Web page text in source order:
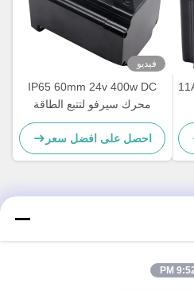
محرك خدمة دقة عالية 11A -25
فيديو
IP65 60mm 24v 400w DC
محرك سيرفو لتتبع الطاقة
الشمسية
احصل على افضل سعر
9:52